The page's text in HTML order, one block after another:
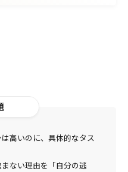
高いのに、具体的なタス
ない理由を「自分の逃